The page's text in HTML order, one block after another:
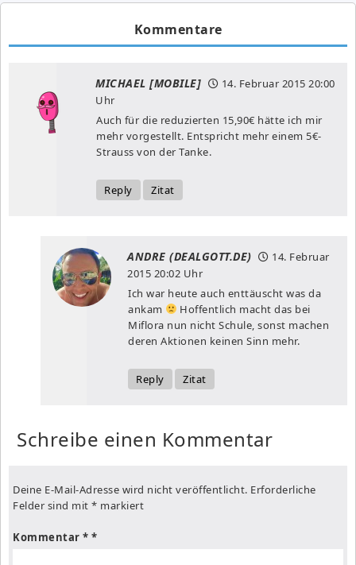
Kommentare
MICHAEL [MOBILE] 14. Februar 2015 20:00
Uhr
Auch für die reduzierten 15,90€ hätte ich mir
mehr vorgestellt. Entspricht mehr einem 5€-
Strauss von der Tanke.
Reply Zitat
ANDRE (DEALGOTT.DE)
14. Februar
2015 20:02 Uhr
Ich war heute auch enttäuscht was da
ankam
Hoffentlich macht das bei
Miflora nun nicht Schule, sonst machen
deren Aktionen keinen Sinn mehr.
Reply Zitat
Schreibe einen Kommentar
Deine E-Mail-Adresse wird nicht veröffentlicht. Erforderliche
Felder sind mit * markiert
Kommentar *